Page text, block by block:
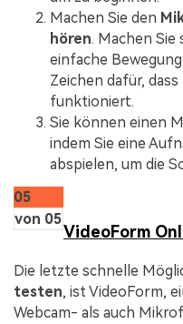
Machen Sie den
hören. Machen Sie
einfache
Zeichen dafür,
funktioniert.
Sie können einen
indem Sie eine
abspielen, um die
05
von 05
VideoForm
Die letzte schnelle
testen, ist VideoForm,
Webcam- als auch